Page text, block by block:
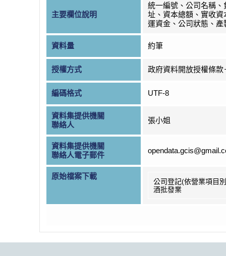
主要欄位說明
統一編號、公司名稱、
址、資本總額、實收資
運資金、公司狀態、產
資料量 約筆
授權方式 政府資料開放授權條款
編碼格式 UTF-8
資料集提供機關
聯絡人
張小姐
資料集提供機關
聯絡人電子郵件
原始檔案下載
公司登記(依營業項目
酒批發業